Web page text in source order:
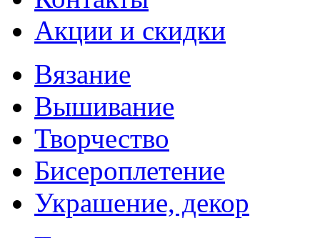
Акции и скидки
Вязание
Вышивание
Творчество
Бисероплетение
Украшение, декор